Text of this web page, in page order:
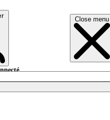
Close menu